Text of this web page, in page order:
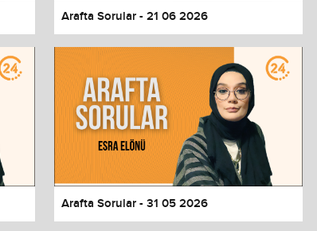
Done
Arafta Sorular - 21 06 2026
Arafta Sorular - 31 05 2026